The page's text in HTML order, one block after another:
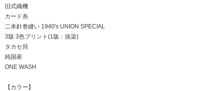
旧式織機
カード糸
二本針巻縫い 1940's UNION SPECIAL
3版 3色プリント(1版：抜染)
タカセ貝
純国産
ONE WASH
【カラー】